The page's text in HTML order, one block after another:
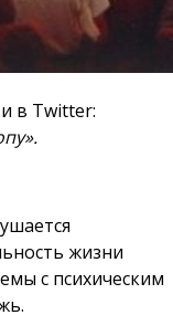
в Twitter:
жизни
с психическим